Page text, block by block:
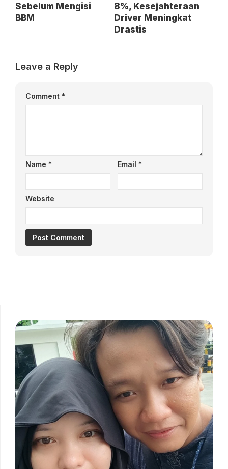
Sebelum Mengisi
BBM
8%, Kesejahteraan
Driver Meningkat
Drastis
Leave a Reply
Comment *
Name * Email *
Website